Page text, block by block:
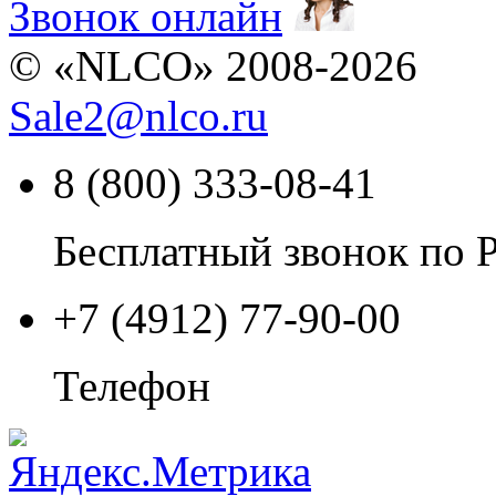
Звонок онлайн
© «NLCO» 2008-2026
Sale2@nlco.ru
8 (800) 333-08-41
Бесплатный звонок по
+7 (4912) 77-90-00
Телефон